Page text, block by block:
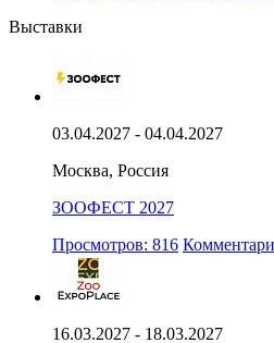
Выставки
03.04.2027 - 04.04.2027
Москва, Россия
ЗООФЕСТ 2027
Просмотров: 816
16.03.2027 - 18.03.2027